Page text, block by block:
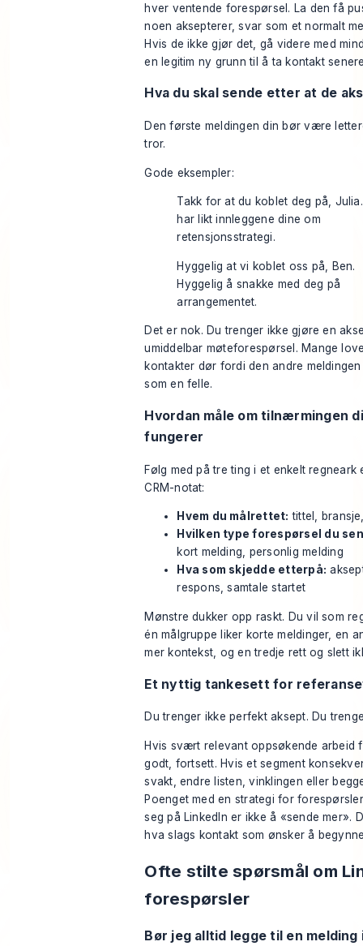
hver ventende forespørsel. La den få
noen aksepterer, svar som et normalt
Hvis de ikke gjør det, gå videre med
en legitim ny grunn til å ta kontakt
Hva du skal sende etter at de
Den første meldingen din bør være
tror.
Gode eksempler:
Takk for at du koblet deg på,
har likt innleggene dine om
retensjonsstrategi.
Hyggelig at vi koblet oss på, Ben.
Hyggelig å snakke med deg på
arrangementet.
Det er nok. Du trenger ikke gjøre en
umiddelbar møteforespørsel. Mange
kontakter dør fordi den andre
som en felle.
Hvordan måle om tilnærmingen
fungerer
Følg med på tre ting i et enkelt regneark
CRM-notat:
Hvem du målrettet: tittel,
Hvilken type forespørsel du
kort melding, personlig melding
Hva som skjedde etterpå:
respons, samtale startet
Mønstre dukker opp raskt. Du vil som
én målgruppe liker korte meldinger, en
mer kontekst, og en tredje rett og slett
Et nyttig tankesett for
Du trenger ikke perfekt aksept. Du
Hvis svært relevant oppsøkende arbeid
godt, fortsett. Hvis et segment
svakt, endre listen, vinklingen eller
Poenget med en strategi for
seg på LinkedIn er ikke å «sende mer».
hva slags kontakt som ønsker å
Ofte stilte spørsmål om
forespørsler
Bør jeg alltid legge til en melding